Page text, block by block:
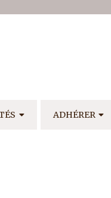
ADHÉRER